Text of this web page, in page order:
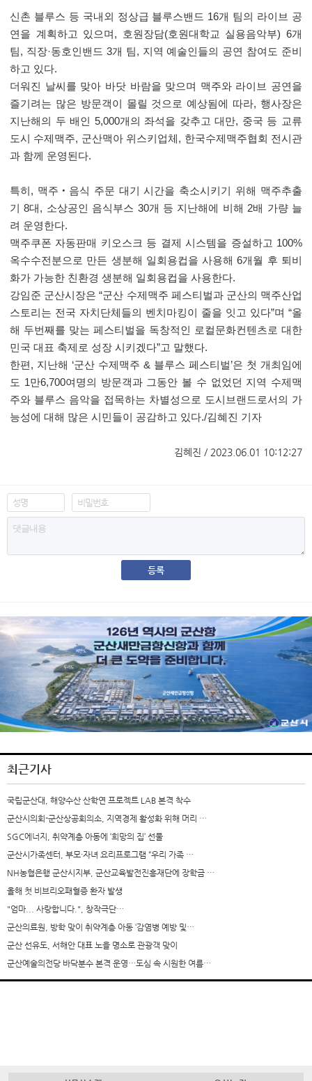
신촌 블루스 등 국내외 정상급 블루스밴드 16개 팀의 라이브 공
연을 계획하고 있으며 , 호원장담(호원대학교 실용음악부) 6개
팀, 직장·동호인밴드 3개 팀, 지역 예술인들의 공연 참여도 준비
하고 있다.
더워진 날씨를 맞아 바닷 바람을 맞으며 맥주와 라이브 공연을
즐기려는 많은 방문객이 몰릴 것으로 예상됨에 따라, 행사장은
지난해의 두 배인
5,000개의 좌석을 갖추고 대만, 중국 등 교류
도시 수제맥주, 군산맥아 위스키업체 , 한국수제맥주협회 전시관
과 함께 운영된다.
특히 , 맥주 ‧ 음식 주문 대기 시간을 축소시키기 위해 맥주추출
기8대 , 소상공인 음식부스 30개 등 지난해에 비해 2배 가량 늘
려 운영한다.
맥주쿠폰 자동판매 키오스크 등 결제 시스템을 증설하고 100%
옥수수전분으로 만든 생분해 일회용컵을 사용해6개월 후 퇴비
화가 가능한 친환경 생분해 일회용컵을 사용한다.
강임준 군산시장은“군산 수제맥주 페스티벌과 군산의 맥주산업
스토리는 전국 자치단체들의 벤치마킹이 줄을 잇고 있다”며 “올
해 두번째를 맞는 페스티벌을 독창적인 로컬문화컨텐츠로 대한
민국 대표 축제로 성장 시키겠다”고 말했다.
한편 , 지난해 ‘군산 수제맥주 & 블루스 페스티벌’은 첫 개최임에
도 1만6,700여명의 방문객과 그동안 볼 수 없었던 지역 수제맥
주와 블루스 음악을 접목하는 차별성으로 도시브랜드로서의 가
능성에 대해 많은 시민들이 공감하고 있다./김혜진 기자
김혜진 / 2023.06.01 10:12:27
최근기사
국립군산대, 해양수산 산학연 프로젝트 LAB 본격 착수
군산시의회-군산상공회의소, 지역경제 활성화 위해 머리 …
SGC에너지, 취약계층 아동에 ‘희망의 집’ 선물
군산시가족센터, 부모·자녀 요리프로그램 “우리 가족 …
NH농협은행 군산시지부, 군산교육발전진흥재단에 장학금 …
올해 첫 비브리오패혈증 환자 발생
"엄마... 사랑합니다.", 창작극단…
군산의료원, 방학 맞이 취약계층 아동 ‘감염병 예방 및…
군산 선유도, 서해안 대표 노을 명소로 관광객 맞이
군산예술의전당 바닥분수 본격 운영…도심 속 시원한 여름…